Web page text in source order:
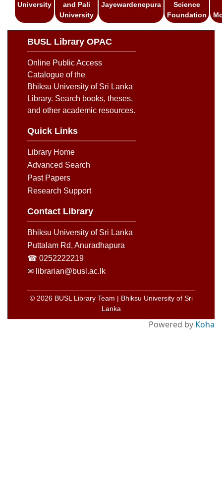
University
and Pali
University
Jayewardenepura
Science
Foundation
BUSL Library OPAC
Online Public Access
Catalogue of the
Bhiksu University of Sri Lanka
Library. Search books, theses,
and other academic resources.
Quick Links
Library Home
Advanced Search
Past Papers
Research Support
Contact Library
Bhiksu University of Sri Lanka
Puttalam Rd, Anuradhapura
☎ 0252222219
✉ librarian@busl.ac.lk
© 2026 BUSL Library Team | Bhiksu University of Sri
Lanka
Powered by Koha